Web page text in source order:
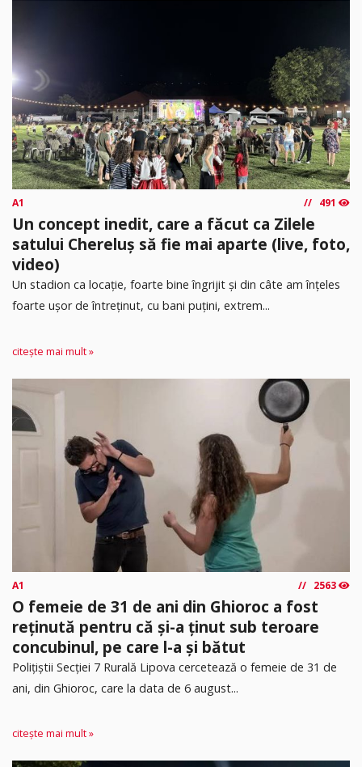
A1 491
Un concept inedit, care a făcut ca Zilele
satului Chereluș să fie mai aparte (live, foto,
video)
Un stadion ca locație, foarte bine îngrijit și din câte am înțeles
foarte ușor de întreținut, cu bani puțini, extrem...
citește mai mult »
A1 2563
O femeie de 31 de ani din Ghioroc a fost
reținută pentru că și-a ținut sub teroare
concubinul, pe care l-a și bătut
​Polițiștii Secției 7 Rurală Lipova cercetează o femeie de 31 de
ani, din Ghioroc, care la data de 6 august...
citește mai mult »